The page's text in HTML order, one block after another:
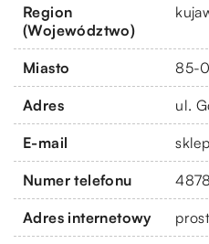
Region
(Województwo)
Miasto 85-
Adres ul.
E-mail
Numer telefonu
Adres internetowy